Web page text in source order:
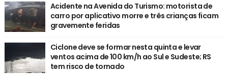
Acidente na Avenida do Turismo: motorista de
carro por aplicativo morre e três crianças ficam
gravemente feridas
Ciclone deve se formar nesta quinta e levar
ventos acima de 100 km/h ao Sul e Sudeste; RS
tem risco de tornado